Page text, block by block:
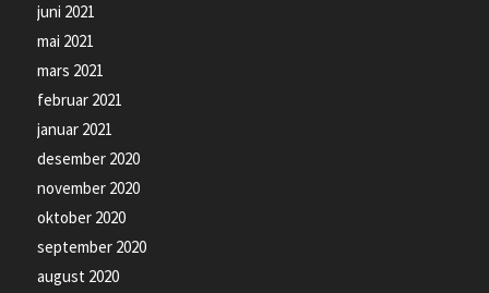
juni 2021
mai 2021
mars 2021
februar 2021
januar 2021
desember 2020
november 2020
oktober 2020
september 2020
august 2020